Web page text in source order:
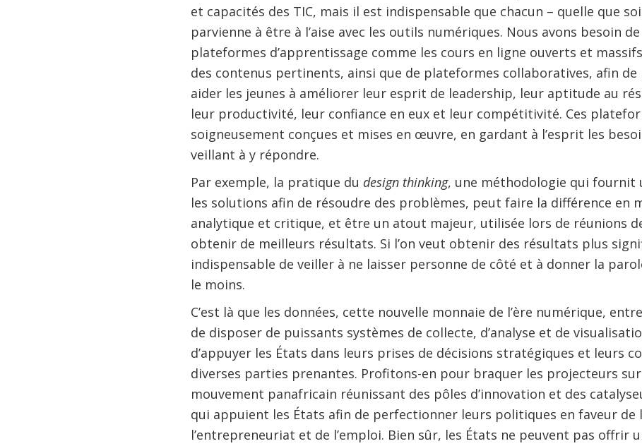
et capacités des TIC, mais il est indispensable que chacun – quelle que
parvienne à être à l’aise avec les outils numériques. Nous avons besoin
plateformes d’apprentissage comme les cours en ligne ouverts et
des contenus pertinents, ainsi que de plateformes collaboratives, afin
aider les jeunes à améliorer leur esprit de leadership, leur aptitude au
leur productivité, leur confiance en eux et leur compétitivité. Ces
soigneusement conçues et mises en œuvre, en gardant à l’esprit les
veillant à y répondre.
Par exemple, la pratique du design thinking, une méthodologie qui fournit
les solutions afin de résoudre des problèmes, peut faire la différence en
analytique et critique, et être un atout majeur, utilisée lors de réunions
obtenir de meilleurs résultats. Si l’on veut obtenir des résultats plus
indispensable de veiller à ne laisser personne de côté et à donner la
le moins.
C’est là que les données, cette nouvelle monnaie de l’ère numérique,
de disposer de puissants systèmes de collecte, d’analyse et de
d’appuyer les États dans leurs prises de décisions stratégiques et leurs
diverses parties prenantes. Profitons-en pour braquer les projecteurs
mouvement panafricain réunissant des pôles d’innovation et des
qui appuient les États afin de perfectionner leurs politiques en faveur de
l’entrepreneuriat et de l’emploi. Bien sûr, les États ne peuvent pas offrir